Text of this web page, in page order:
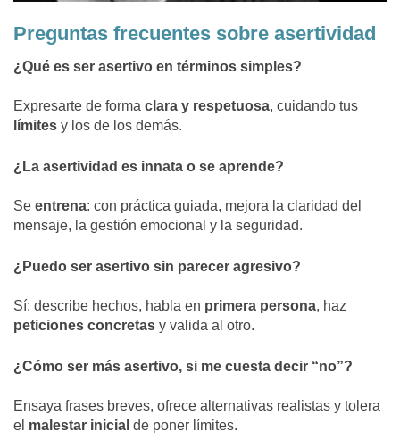
Preguntas frecuentes sobre asertividad
¿Qué es ser asertivo en términos simples?
Expresarte de forma clara y respetuosa, cuidando tus
límites y los de los demás.
¿La asertividad es innata o se aprende?
Se entrena: con práctica guiada, mejora la claridad del
mensaje, la gestión emocional y la seguridad.
¿Puedo ser asertivo sin parecer agresivo?
Sí: describe hechos, habla en primera persona, haz
peticiones concretas y valida al otro.
¿Cómo ser más asertivo, si me cuesta decir “no”?
Ensaya frases breves, ofrece alternativas realistas y tolera
el malestar inicial de poner límites.